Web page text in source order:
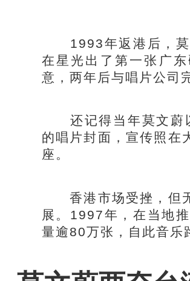
1993年返港后，莫
在星光出了第一张广
意，两年后与唱片公司
还记得当年莫文蔚以
的唱片封面，宣传照在
座。
香港市场受挫，但无
展。1997年，在当地
量逾80万张，自此音乐